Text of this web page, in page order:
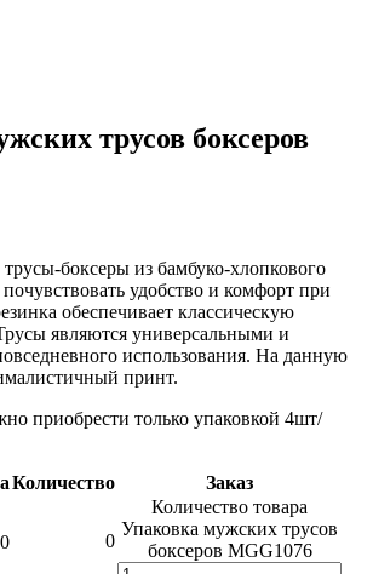
трусов боксеров
боксеры из бамбуко-хлопкового
удобство и комфорт при
обеспечивает классическую
являются универсальными и
использования. На данную
принт.
приобрести только упаковкой 4шт/
Количество Заказ
0
Количество товара
Упаковка мужских трусов
боксеров MGG1076